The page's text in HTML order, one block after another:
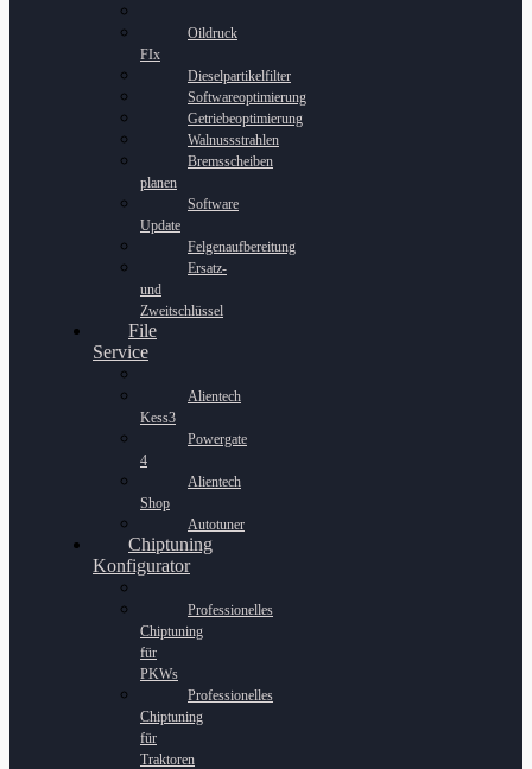
Oildruck
FIx
Dieselpartikelfilter
Softwareoptimierung
Getriebeoptimierung
Walnussstrahlen
Bremsscheiben
planen
Software
Update
Felgenaufbereitung
Ersatz-
und
Zweitschlüssel
File
Service
Alientech
Kess3
Powergate
4
Alientech
Shop
Autotuner
Chiptuning
Konfigurator
Professionelles
Chiptuning
für
PKWs
Professionelles
Chiptuning
für
Traktoren